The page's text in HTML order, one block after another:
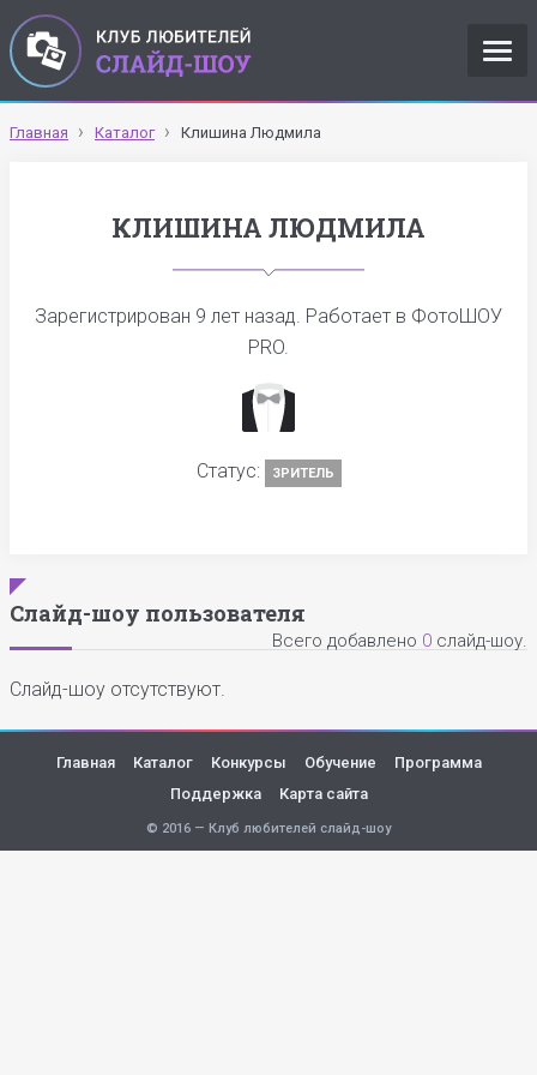
Главная Каталог Клишина Людмила
КЛИШИНА ЛЮДМИЛА
Зарегистрирован 9 лет назад. Работает в ФотоШОУ
PRO.
Статус: ЗРИТЕЛЬ
Слайд-шоу пользователя
Всего добавлено 0 слайд-шоу.
Слайд-шоу отсутствуют.
Главная Каталог Конкурсы Обучение
Программа
Поддержка
Карта сайта
© 2016 — Клуб любителей слайд-шоу